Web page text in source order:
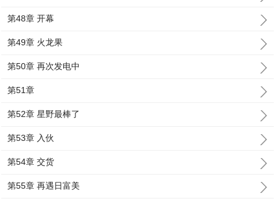
第48章 开幕
第49章 火龙果
第50章 再次发电中
第51章
第52章 星野最棒了
第53章 入伙
第54章 交货
第55章 再遇日富美